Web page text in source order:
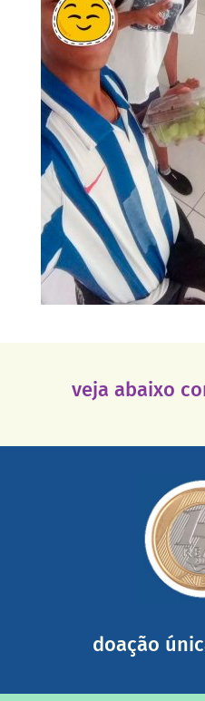
veja abaixo
doação
mail mostrando tudo o
somada a de